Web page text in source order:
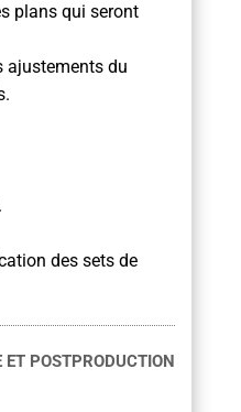
plans qui seront
ajustements du
des sets de
POSTPRODUCTION